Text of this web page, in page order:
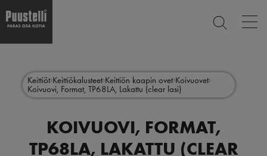
menu
Keittiöt Keittiökalusteet Keittiön kaapin ovet Koivuovet
Koivuovi, Format, TP68LA, Lakattu (clear lasi)
KOIVUOVI, FORMAT,
TP68LA, LAKATTU (CLEAR